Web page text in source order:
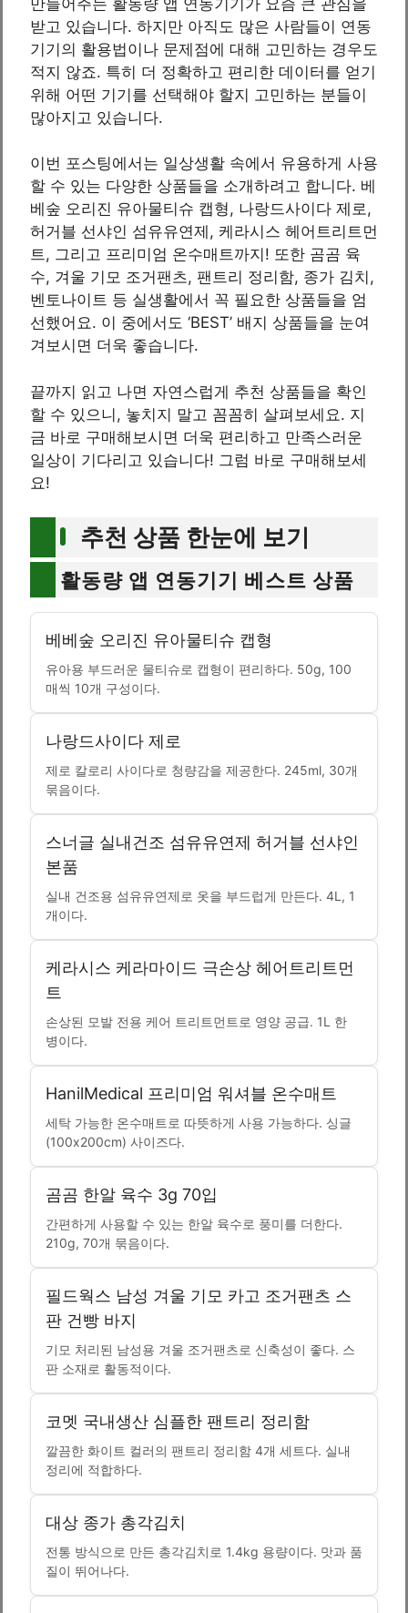
받고 있습니다. 하지만 아직도 많은 사람들이 연동
기기의 활용법이나 문제점에 대해 고민하는 경우도
적지 않죠. 특히 더 정확하고 편리한 데이터를 얻기
위해 어떤 기기를 선택해야 할지 고민하는 분들이
많아지고 있습니다.
이번 포스팅에서는 일상생활 속에서 유용하게 사용
할 수 있는 다양한 상품들을 소개하려고 합니다. 베
베숲 오리진 유아물티슈 캡형, 나랑드사이다 제로,
허거블 선샤인 섬유유연제, 케라시스 헤어트리트먼
트, 그리고 프리미엄 온수매트까지! 또한 곰곰 육
수, 겨울 기모 조거팬츠, 팬트리 정리함, 종가 김치,
벤토나이트 등 실생활에서 꼭 필요한 상품들을 엄
선했어요. 이 중에서도 ‘BEST’ 배지 상품들을 눈여
겨보시면 더욱 좋습니다.
끝까지 읽고 나면 자연스럽게 추천 상품들을 확인
할 수 있으니, 놓치지 말고 꼼꼼히 살펴보세요. 지
금 바로 구매해보시면 더욱 편리하고 만족스러운
일상이 기다리고 있습니다! 그럼 바로 구매해보세
요!
추천 상품 한눈에 보기
활동량 앱 연동기기 베스트 상품
베베숲 오리진 유아물티슈 캡형
유아용 부드러운 물티슈로 캡형이 편리하다. 50g, 100
매씩 10개 구성이다.
나랑드사이다 제로
제로 칼로리 사이다로 청량감을 제공한다. 245ml, 30개
묶음이다.
스너글 실내건조 섬유유연제 허거블 선샤인
본품
실내 건조용 섬유유연제로 옷을 부드럽게 만든다. 4L, 1
개이다.
케라시스 케라마이드 극손상 헤어트리트먼
트
손상된 모발 전용 케어 트리트먼트로 영양 공급. 1L 한
병이다.
HanilMedical 프리미엄 워셔블 온수매트
세탁 가능한 온수매트로 따뜻하게 사용 가능하다. 싱글
(100x200cm) 사이즈다.
곰곰 한알 육수 3g 70입
간편하게 사용할 수 있는 한알 육수로 풍미를 더한다.
210g, 70개 묶음이다.
필드웍스 남성 겨울 기모 카고 조거팬츠 스
판 건빵 바지
기모 처리된 남성용 겨울 조거팬츠로 신축성이 좋다. 스
판 소재로 활동적이다.
코멧 국내생산 심플한 팬트리 정리함
깔끔한 화이트 컬러의 팬트리 정리함 4개 세트다. 실내
정리에 적합하다.
대상 종가 총각김치
전통 방식으로 만든 총각김치로 1.4kg 용량이다. 맛과 품
질이 뛰어나다.